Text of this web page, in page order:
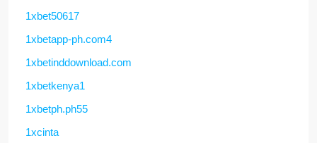
1xbet50617
1xbetapp-ph.com4
1xbetinddownload.com
1xbetkenya1
1xbetph.ph55
1xcinta